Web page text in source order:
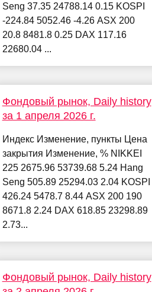
Seng 37.35 24788.14 0.15 KOSPI
-224.84 5052.46 -4.26 ASX 200
20.8 8481.8 0.25 DAX 117.16
22680.04 ...
Фондовый рынок, Daily history
за 1 апреля 2026 г.
Индекс Изменение, пункты Цена
закрытия Изменение, % NIKKEI
225 2675.96 53739.68 5.24 Hang
Seng 505.89 25294.03 2.04 KOSPI
426.24 5478.7 8.44 ASX 200 190
8671.8 2.24 DAX 618.85 23298.89
2.73...
Фондовый рынок, Daily history